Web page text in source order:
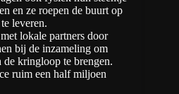
en ze roepen de buurt op
leveren.
lokale partners door
bij de inzameling om
de kringloop te brengen.
ruim een half miljoen